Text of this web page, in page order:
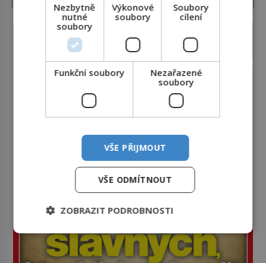
Nezbytně
nutné
soubory
Výkonové
soubory
Soubory
cílení
Funkční soubory
Nezařazené
soubory
VŠE PŘIJMOUT
VŠE ODMÍTNOUT
ZOBRAZIT PODROBNOSTI